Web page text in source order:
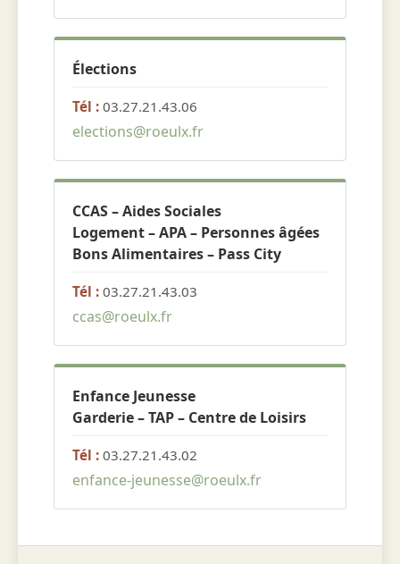
Élections
Tél : 03.27.21.43.06
elections@roeulx.fr
CCAS – Aides Sociales
Logement – APA – Personnes âgées
Bons Alimentaires – Pass City
Tél : 03.27.21.43.03
ccas@roeulx.fr
Enfance Jeunesse
Garderie – TAP – Centre de Loisirs
Tél : 03.27.21.43.02
enfance-jeunesse@roeulx.fr